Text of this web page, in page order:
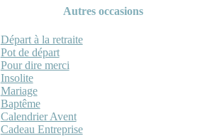
Autres occasions
Départ à la retraite
Pot de départ
Pour dire merci
Insolite
Mariage
Baptême
Calendrier Avent
Cadeau Entreprise